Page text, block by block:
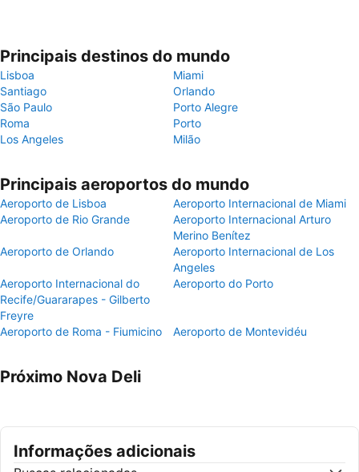
Principais destinos do mundo
Lisboa
Miami
Santiago
Orlando
São Paulo
Porto Alegre
Roma
Porto
Los Angeles
Milão
Principais aeroportos do mundo
Aeroporto de Lisboa
Aeroporto Internacional de Miami
Aeroporto de Rio Grande
Aeroporto Internacional Arturo
Merino Benítez
Aeroporto de Orlando
Aeroporto Internacional de Los
Angeles
Aeroporto Internacional do
Recife/Guararapes - Gilberto
Freyre
Aeroporto do Porto
Aeroporto de Roma - Fiumicino Aeroporto de Montevidéu
Próximo Nova Deli
Informações adicionais